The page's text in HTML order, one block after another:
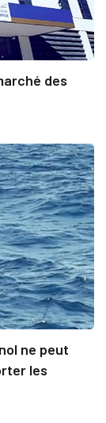
des
ne peut
les